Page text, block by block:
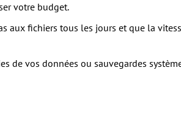
votre budget.
aux fichiers tous les jours et que la
de vos données ou sauvegardes